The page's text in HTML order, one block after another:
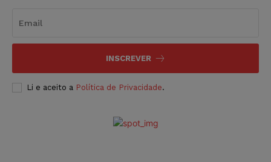
INSCREVER
Li e aceito a Política de Privacidade.